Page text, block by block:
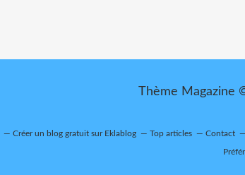
Thème Magazine
Créer un blog gratuit sur Eklablog Top articles Contact